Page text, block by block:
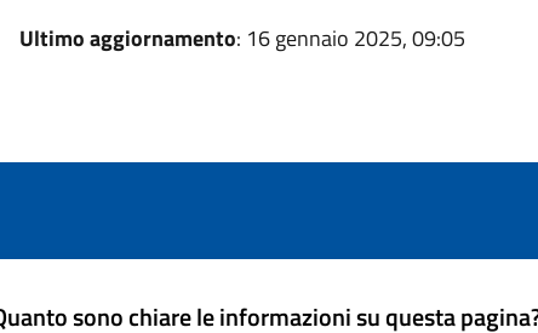
Ultimo aggiornamento: 16 gennaio 2025, 09:05
sono chiare le informazioni su questa